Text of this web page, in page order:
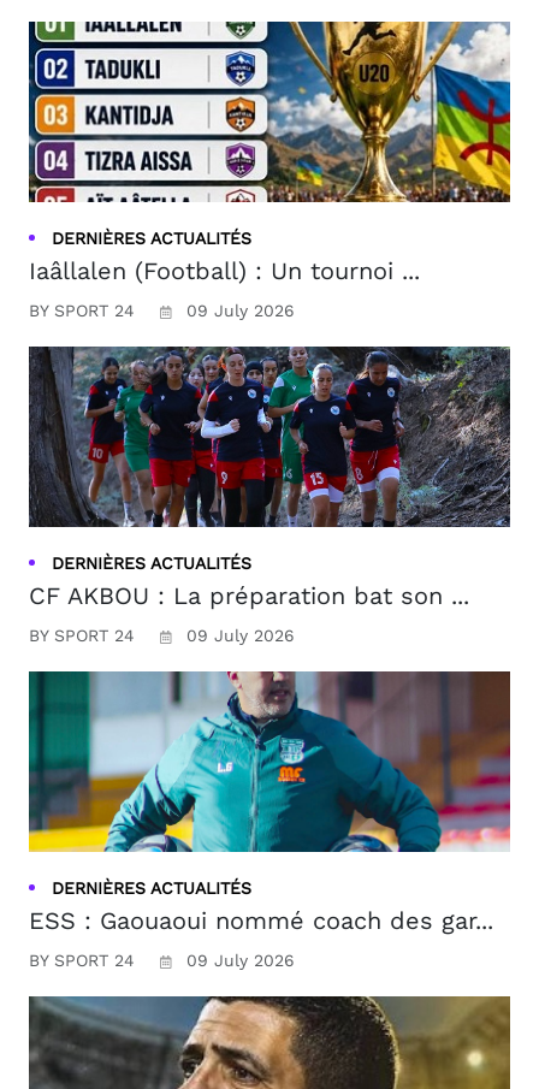
DERNIÈRES ACTUALITÉS
Iaâllalen (Football) : Un tournoi ...
BY SPORT 24 09 July 2026
DERNIÈRES ACTUALITÉS
CF AKBOU : La préparation bat son ...
BY SPORT 24 09 July 2026
DERNIÈRES ACTUALITÉS
ESS : Gaouaoui nommé coach des gar...
BY SPORT 24 09 July 2026